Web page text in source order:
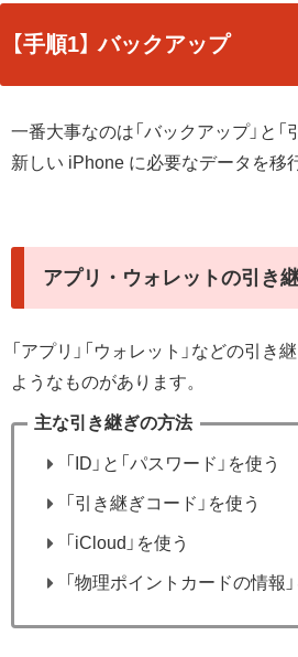
【手順1】 バックアップ
一番大事なのは「バックアップ」と
新しい iPhone に必要なデータを移
アプリ・ウォレットの引き
「アプリ」「ウォレット」などの引
ようなものがあります。
主な引き継ぎの方法
「ID」と「パスワード」を使う
「引き継ぎコード」を使う
「iCloud」を使う
「物理ポイントカードの情報